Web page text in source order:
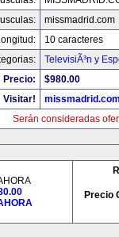
missmadrid.com
10 caracteres
TelevisiÃ³n y
Precio:
$980.00
Visitar!
Serán consideradas
Precio